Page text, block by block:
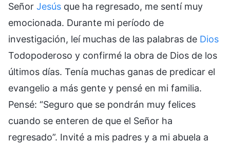
Señor Jesús que ha regresado, me sentí muy
emocionada. Durante mi período de
investigación, leí muchas de las palabras de Dios
Todopoderoso y confirmé la obra de Dios de los
últimos días. Tenía muchas ganas de predicar el
evangelio a más gente y pensé en mi familia.
Pensé: “Seguro que se pondrán muy felices
cuando se enteren de que el Señor ha
regresado”. Invité a mis padres y a mi abuela a